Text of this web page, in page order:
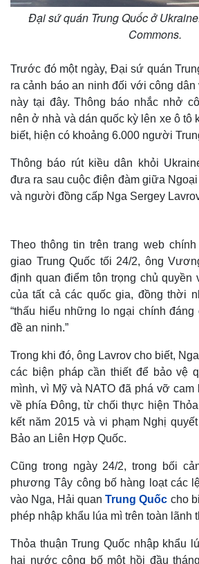
Thế giới
Quan sát
Hồ sơ
Video
E-
Đại sứ quán Trung Quốc ở
Commons.
Trước đó một ngày, Đại sứ quán
ra cảnh báo an ninh đối với công
này tại đây. Thông báo nhắc nhở
nên ở nhà và dán quốc kỳ lên xe ô
biết, hiện có khoảng 6.000 người
Thông báo rút kiều dân khỏi
đưa ra sau cuộc điện đàm giữa
và người đồng cấp Nga Sergey
Theo thông tin trên trang web
giao Trung Quốc tối 24/2, ông
định quan điểm tôn trọng chủ quyền
của tất cả các quốc gia, đồng thời
“thấu hiểu những lo ngại chính
đề an ninh.”
Trong khi đó, ông Lavrov cho biết,
các biện pháp cần thiết để bảo vệ
mình, vì Mỹ và NATO đã phá vỡ cam
về phía Đông, từ chối thực hiện
kết năm 2015 và vi phạm Nghị
Bảo an Liên Hợp Quốc.
Cũng trong ngày 24/2, trong bối
phương Tây công bố hàng loạt các
vào Nga, Hải quanTrung Quốc cho
phép nhập khẩu lúa mì trên toàn lãnh
Thỏa thuận Trung Quốc nhập khẩu
hai nước công bố một hồi đầu